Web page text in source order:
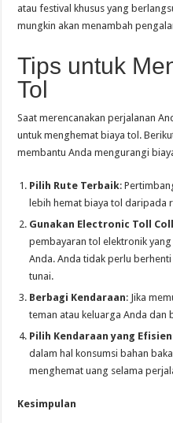
atau festival khusus yang
mungkin akan menambah
Tips untuk
Tol
Saat merencanakan perjalanan
untuk menghemat biaya tol.
membantu Anda mengurangi
Pilih Rute Terbaik:
lebih hemat biaya tol daripada
Gunakan Electronic Toll
pembayaran tol elektronik
Anda. Anda tidak perlu
tunai.
Berbagi Kendaraan: Jika
teman atau keluarga Anda
Pilih Kendaraan yang Efisien
dalam hal konsumsi bahan
menghemat uang selama
Kesimpulan